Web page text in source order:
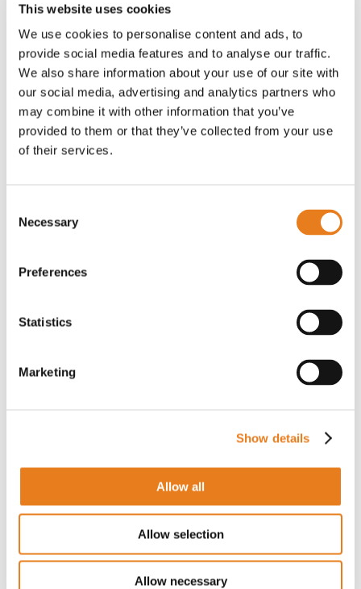
This website uses cookies
We use cookies to personalise content and ads, to
provide social media features and to analyse our traffic.
We also share information about your use of our site with
our social media, advertising and analytics partners who
may combine it with other information that you’ve
provided to them or that they’ve collected from your use
of their services.
Selection
Necessary
Preferences
Statistics
Marketing
Show details
Allow all
Allow selection
Allow necessary
Scopri tutte le novità su RMS di
Teltonika
Il Remote Management System (RMS) di
Teltonika Networks è un prodotto che si è
evoluto enormemente dalla sua introduzione.
Lanciato inizialmente per monitorare in
remoto le informazioni sullo stato e
una piattaforma…
Cos’è cnMaestro X? Quali sono le nuove
Tutto ciò che c’è da sapere sul nuovo network